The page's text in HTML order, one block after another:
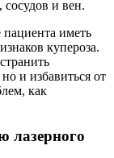
и вен.
иметь
купероза.
и избавиться от
как
лазерного